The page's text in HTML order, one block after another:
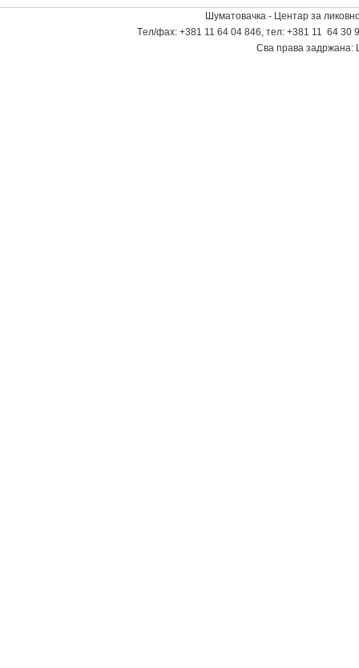
Шуматовачка - Центар за
Tел/фаx: +381 11 64 04 846, тел: +381 11 64 30
Сва права задржана: